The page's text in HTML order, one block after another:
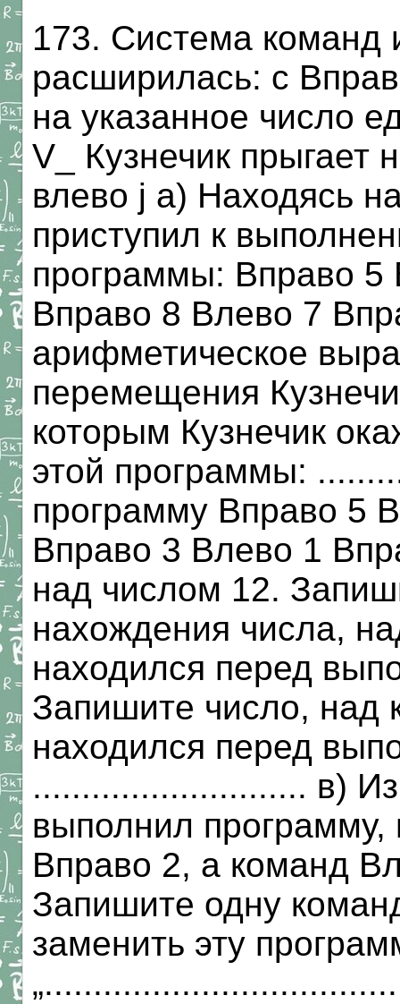
173. Система команд
расширилась: с
на указанное число
V_ Кузнечик прыгает
влево j а) Находясь
приступил к
программы: Вправо 5
Вправо 8 Влево 7
арифметическое
перемещения
которым Кузнечик
этой программы:
программу Вправо 5
Вправо 3 Влево 1
над числом 12.
нахождения числа,
находился перед
Запишите число, над
находился перед
............................ в)
выполнил
Вправо 2, а команд
Запишите одну
заменить эту